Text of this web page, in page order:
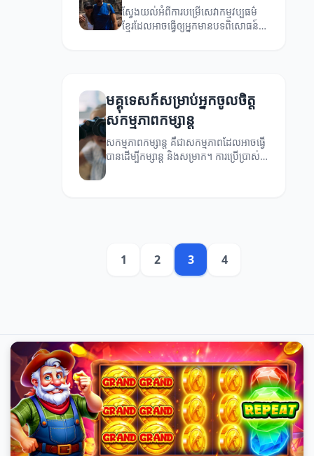
ស្វែងយល់អំពីការបម្រើសេវាកម្មវប្បធម៌
ខ្មែរដែលអាចធ្វើឲ្យអ្នកមានបទពិសោធន៍ដ៏
មគ្គុទេសក៍សម្រាប់អ្នកចូលចិត្ត
សកម្មភាពកម្សាន្ត
សកម្មភាពកម្សាន្ត គឺជាសកម្មភាពដែលអាចធ្វើ
បានដើម្បីកម្សាន្ត និងសម្រាក។ ការប្រើប្រាស់
1 2 3 4